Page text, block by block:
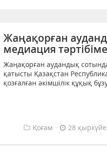
Жаңақорған
медиация
Жаңақорған аудандық
қатысты Қазақстан
қозғалған әкімшілік құқық
Қоғам 28